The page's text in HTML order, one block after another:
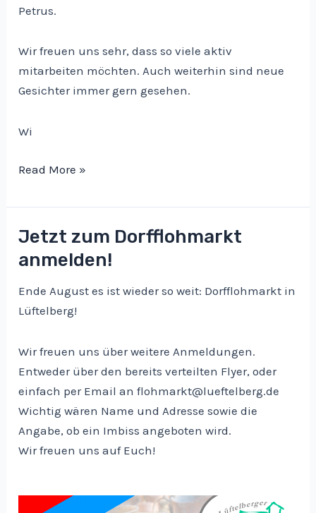
Petrus.
Wir freuen uns sehr, dass so viele aktiv
mitarbeiten möchten. Auch weiterhin sind neue
Gesichter immer gern gesehen.
Wi
nächstes
„Unser
Dorf
hat
Zukunft“
Read More »
Jetzt zum Dorfflohmarkt
anmelden!
Ende August es ist wieder so weit: Dorfflohmarkt in
Lüftelberg!
Wir freuen uns über weitere Anmeldungen.
Entweder über den bereits verteilten Flyer, oder
einfach per Email an flohmarkt@lueftelberg.de
Wichtig wären Name und Adresse sowie die
Angabe, ob ein Imbiss angeboten wird.
Wir freuen uns auf Euch!